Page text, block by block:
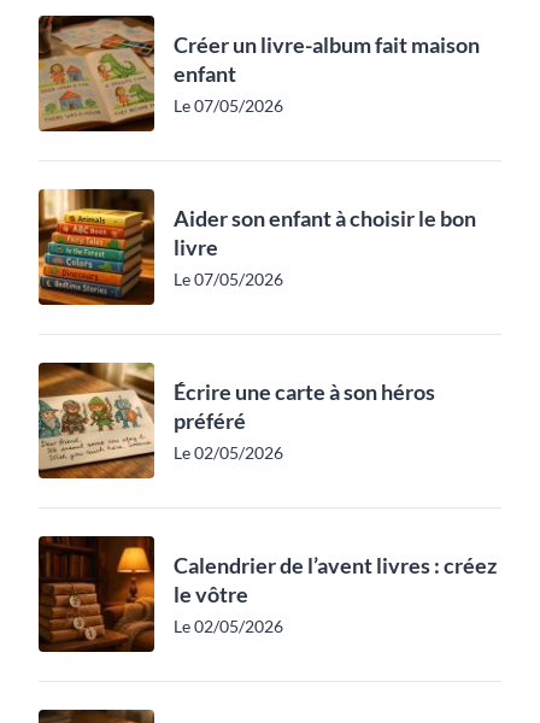
Créer un livre-album fait maison
enfant
Le 07/05/2026
Aider son enfant à choisir le bon
livre
Le 07/05/2026
Écrire une carte à son héros
préféré
Le 02/05/2026
Calendrier de l’avent livres : créez
le vôtre
Le 02/05/2026